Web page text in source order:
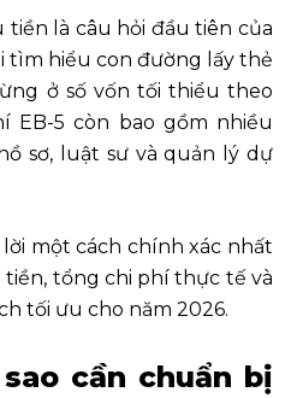
là câu hỏi đầu tiên của
tìm hiểu con đường lấy thẻ
ở số vốn tối thiểu theo
EB-5 còn bao gồm nhiều
sơ, luật sư và quản lý dự
lời một cách chính xác nhất
tổng chi phí thực tế và
tối ưu cho năm 2026.
cần chuẩn bị